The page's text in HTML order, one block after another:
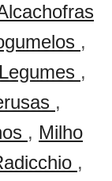
,
Legumes ,
,
, Milho
,